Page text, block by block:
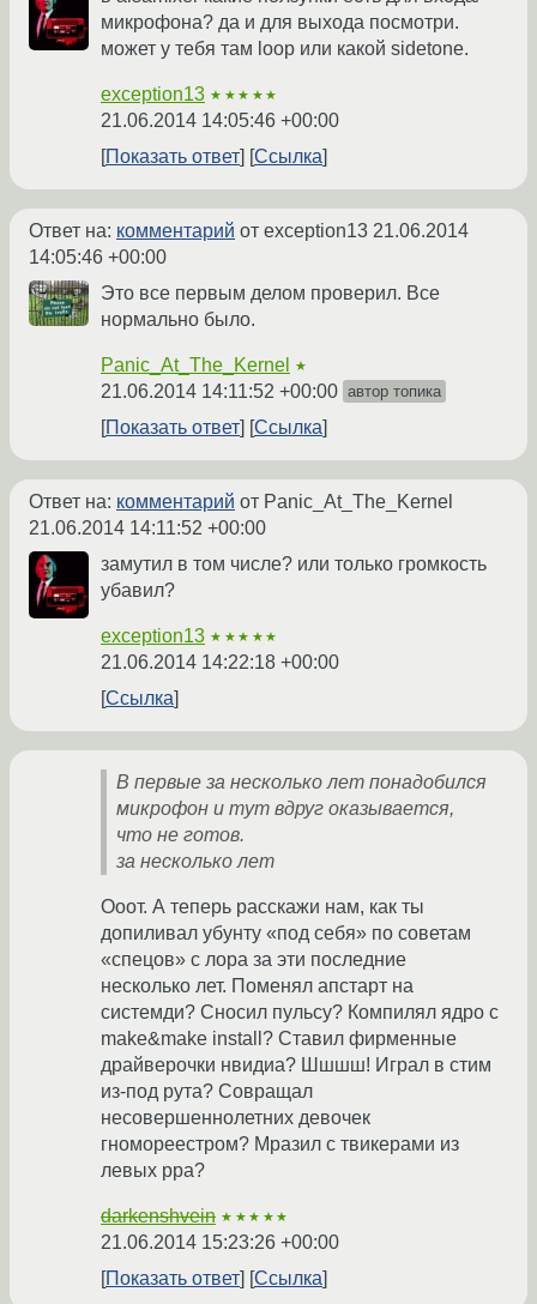
микрофона? да и для выхода посмотри.
может у тебя там loop или какой sidetone.
exception13 ★★★★★
21.06.2014 14:05:46 +00:00
Показать ответ
Ссылка
Ответ на: комментарий от exception13 21.06.2014
14:05:46 +00:00
Это все первым делом проверил. Все
нормально было.
Panic_At_The_Kernel ★
21.06.2014 14:11:52 +00:00 автор топика
Показать ответ Ссылка
Ответ на: комментарий от Panic_At_The_Kernel
21.06.2014 14:11:52 +00:00
замутил в том числе? или только громкость
убавил?
exception13 ★★★★★
21.06.2014 14:22:18 +00:00
Ссылка
В первые за несколько лет понадобился
микрофон и тут вдруг оказывается,
что не готов.
за несколько лет
Ооот. А теперь расскажи нам, как ты
допиливал убунту «под себя» по советам
«спецов» с лора за эти последние
несколько лет. Поменял апстарт на
системди? Сносил пульсу? Компилял ядро с
make&make install? Ставил фирменные
драйверочки нвидиа? Шшшш! Играл в стим
из-под рута? Совращал
несовершеннолетних девочек
гномореестром? Мразил с твикерами из
левых рра?
darkenshvein ★★★★★
21.06.2014 15:23:26 +00:00
Показать ответ
Ссылка